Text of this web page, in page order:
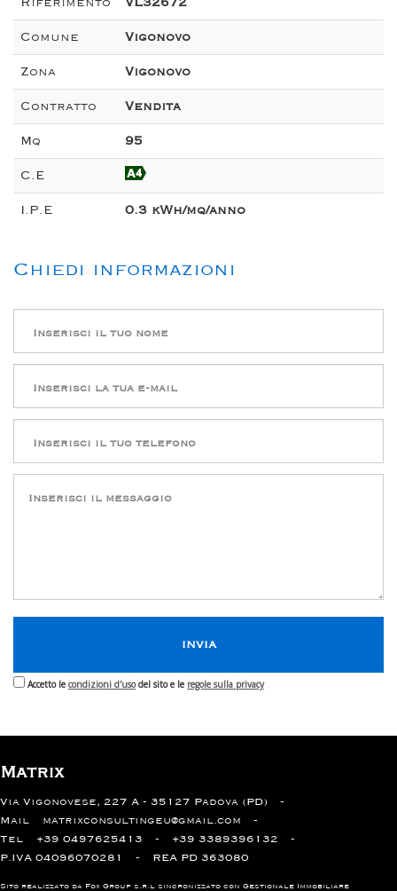
Riferimento VL32672
Comune Vigonovo
Zona Vigonovo
Contratto Vendita
Mq 95
C.E
I.P.E 0.3 kWh/mq/anno
Chiedi informazioni
Accetto le condizioni d'usodel sito e le regole sulla privacy
Matrix
Via Vigonovese, 227 A - 35127 Padova (PD)
Mail matrixconsultingeu@gmail.com
Tel +39 0497625413 +39 3389396132
P.IVA 04096070281 REA PD 363080
Sito realizzato da Fox Group s.r.l sincronizzato con Gestionale Immobiliare